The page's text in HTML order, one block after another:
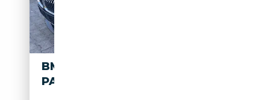
BMW 640 640 D XDRIVE M
PAKET VOLLAUSSTATTUNG